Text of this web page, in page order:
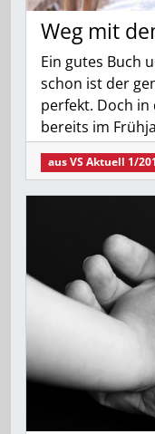
Weg mit
Ein gutes Buch
schon ist der
perfekt. Doch in
bereits im
ausVS Aktuell 1/